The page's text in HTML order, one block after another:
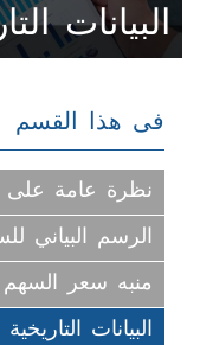
البيانات
فى هذا القسم
نظرة عامة على
الرسم البياني
منبه سعر السهم
البيانات